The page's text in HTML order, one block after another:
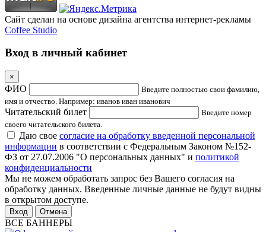
Сайт сделан на основе дизайна агентства интернет-рекламы
Coffee Studio
Вход в личный кабинет
×
ФИО
Введите полностью свои фамилию,
имя и отчество. Например: иванов иван иванович
Читательский билет
Введите номер
своего читательского билета.
Даю свое согласие на обработку введенной персональной
информации в соответствии с Федеральным Законом №152-
ФЗ от 27.07.2006 "О персональных данных" и политикой
конфиденциальности
Мы не можем обработать запрос без Вашего согласия на
обработку данных. Введенные личные данные не будут видны
в открытом доступе.
Отмена
ВСЕ БАННЕРЫ